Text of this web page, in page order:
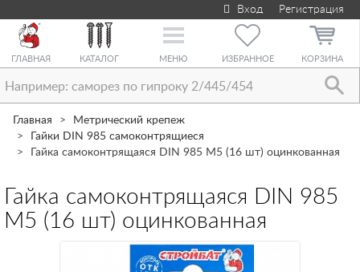
Вход Регистрация
ГЛАВНАЯ КАТАЛОГ
Toggle
МЕНЮ ИЗБРАННОЕ КОРЗИНА
Главная
Метрический крепеж
Гайки DIN 985 самоконтрящиеся
Гайка самоконтрящаяся DIN 985 М5 (16 шт) оцинкованная
Гайка самоконтрящаяся DIN 985
М5 (16 шт) оцинкованная